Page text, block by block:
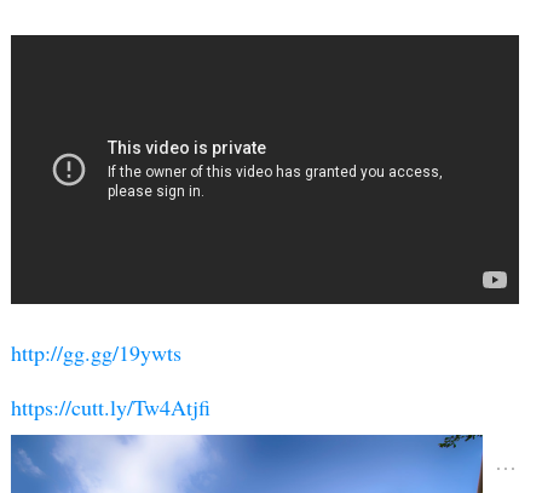
http://gg.gg/19ywts
https://cutt.ly/Tw4Atjfi
…